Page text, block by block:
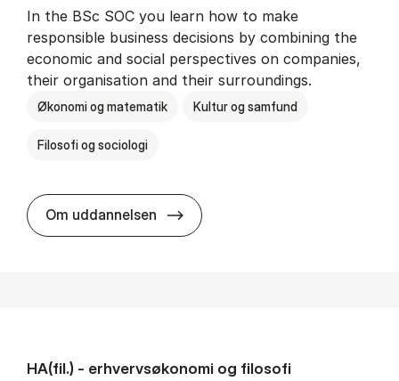
In the BSc SOC you learn how to make
responsible business decisions by combining the
economic and social perspectives on companies,
their organisation and their surroundings.
Økonomi og matematik Kultur og samfund
Filosofi og sociologi
Om uddannelsen BSc in Busi­ness Ad­min­is­tra­tion
HA(fil.) - erhvervs­økonomi og fi­lo­so­fi